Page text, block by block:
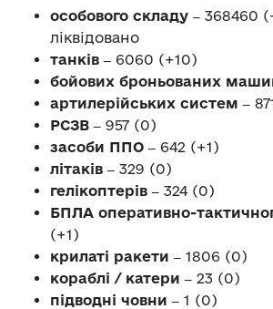
особового складу ‒ 368460
ліквідовано
танків ‒ 6060 (+10)
бойових броньованих
артилерійських систем ‒
РСЗВ ‒ 957 (0)
засоби ППО ‒ 642 (+1)
літаків ‒ 329 (0)
гелікоптерів ‒ 324 (0)
БПЛА оперативно-
(+1)
крилаті ракети ‒ 1806 (0)
кораблі / катери ‒ 23 (0)
підводні човни ‒ 1 (0)